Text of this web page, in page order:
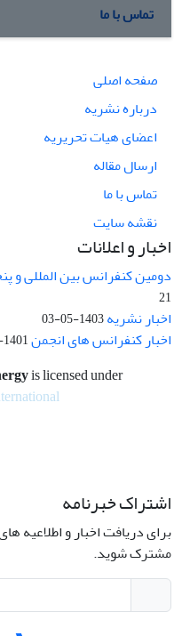
تماس با ما
صفحه اصلی
درباره نشریه
اعضای هیات تحریریه
ارسال مقاله
تماس با ما
نقشه سایت
اخبار و اعلانات
دومین کنفرانس بین المللی و
21
اخبار نشریه1403-05-03
اخبار کنفرانس های انجمن1401-01-10
is licensed under
اشتراک خبرنامه
برای دریافت اخبار و اطلاعیه
مشترک شوید.